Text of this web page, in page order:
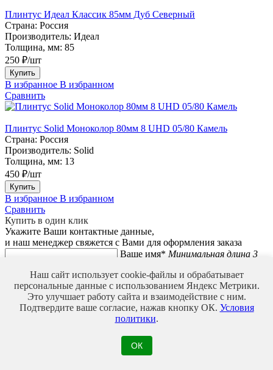
Плинтус Идеал Классик 85мм Дуб Северный
Страна: Россия
Производитель: Идеал
Толщина, мм: 85
250 ₽/шт
Купить
В избранное В избранном
Сравнить
Плинтус Solid Моноколор 80мм 8 UHD 05/80 Камель
Страна: Россия
Производитель: Solid
Толщина, мм: 13
450 ₽/шт
Купить
В избранное В избранном
Сравнить
Купить в один клик
Укажите Ваши контактные данные,
и наш менеджер свяжется с Вами для оформления заказа
Ваше имя* Минимальная длина 3
Телефон* Введите корректный
номер телефона
Мы используем файлы Cookie для улучшения работы,
персонализации и повышения удобства пользования нашим
сайтом. Продолжая посещать сайт, вы соглашаетесь на
использование нами файлов Cookie.
Наш сайт использует cookie-файлы и обрабатывает
персональные данные с использованием Яндекс Метрики.
Это улучшает работу сайта и взаимодействие с ним.
Подтвердите ваше согласие, нажав кнопку ОК. Условия
политики.
ОК